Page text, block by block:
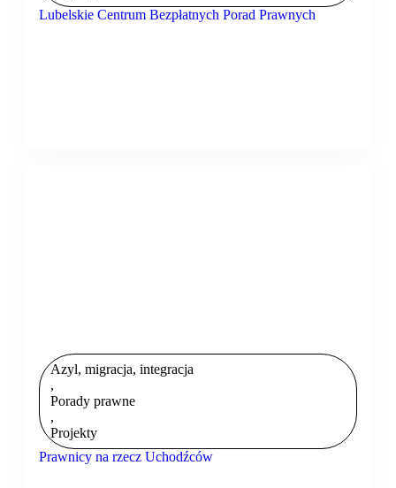
Lubelskie Centrum Bezpłatnych Porad Prawnych
Azyl, migracja, integracja
,
Porady prawne
,
Projekty
Prawnicy na rzecz Uchodźców